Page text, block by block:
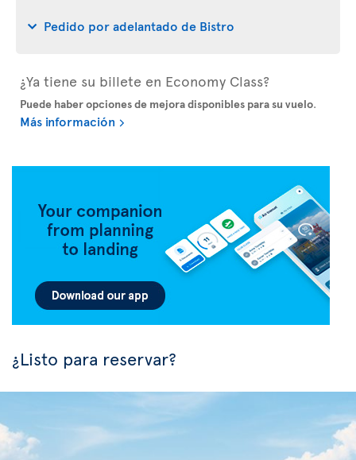
Pedido por adelantado de Bistro
¿Ya tiene su billete en Economy Class?
Puede haber opciones de mejora disponibles para su vuelo.
Más información
¿Listo para reservar?